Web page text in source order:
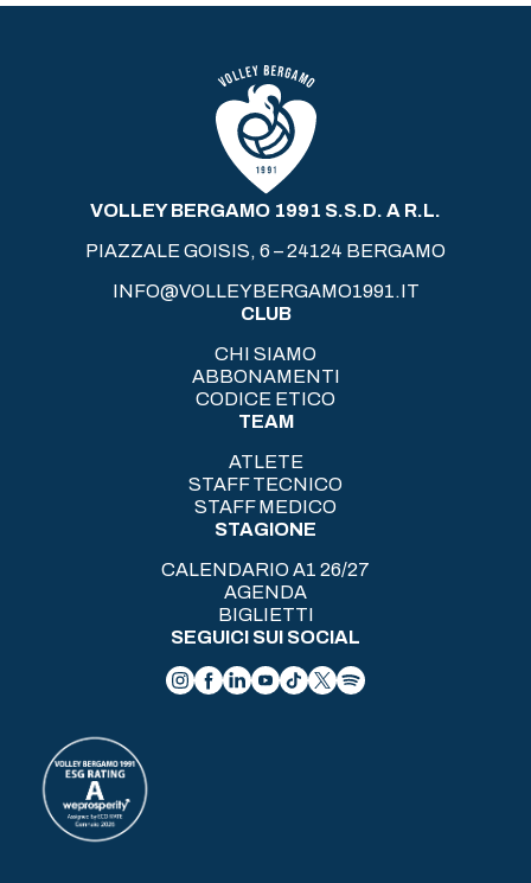
VOLLEY BERGAMO 1991 S.S.D. A R.L.
PIAZZALE GOISIS, 6 – 24124 BERGAMO
INFO@VOLLEYBERGAMO1991.IT
CLUB
CHI SIAMO
ABBONAMENTI
CODICE ETICO
TEAM
ATLETE
STAFF TECNICO
STAFF MEDICO
STAGIONE
CALENDARIO A1 26/27
AGENDA
BIGLIETTI
SEGUICI SUI SOCIAL